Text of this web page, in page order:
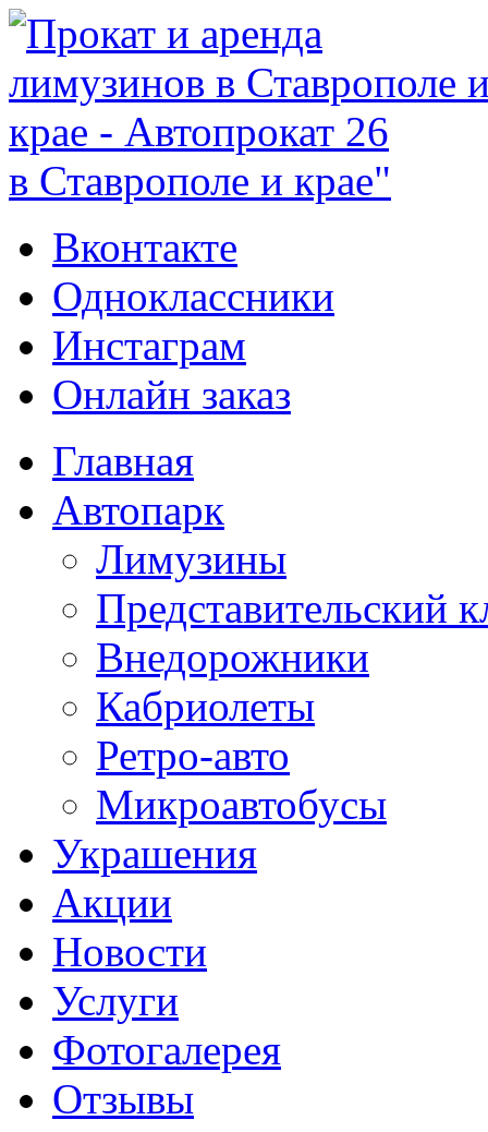
в Ставрополе и крае"
Вконтакте
Одноклассники
Инстаграм
Онлайн заказ
Главная
Автопарк
Лимузины
Представительский
Внедорожники
Кабриолеты
Ретро-авто
Микроавтобусы
Украшения
Акции
Новости
Услуги
Фотогалерея
Отзывы